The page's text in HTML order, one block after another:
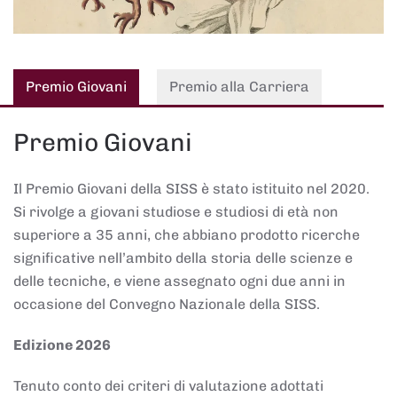
Premio Giovani Premio alla Carriera
Premio Giovani
Il Premio Giovani della SISS è stato istituito nel 2020.
Si rivolge a giovani studiose e studiosi di età non
superiore a 35 anni, che abbiano prodotto ricerche
significative nell’ambito della storia delle scienze e
delle tecniche, e viene assegnato ogni due anni in
occasione del Convegno Nazionale della SISS.
Edizione 2026
Tenuto conto dei criteri di valutazione adottati